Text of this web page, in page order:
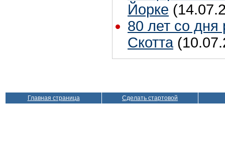
Йорке
80 лет со
Скотта
Главная страница Сделать стартовой